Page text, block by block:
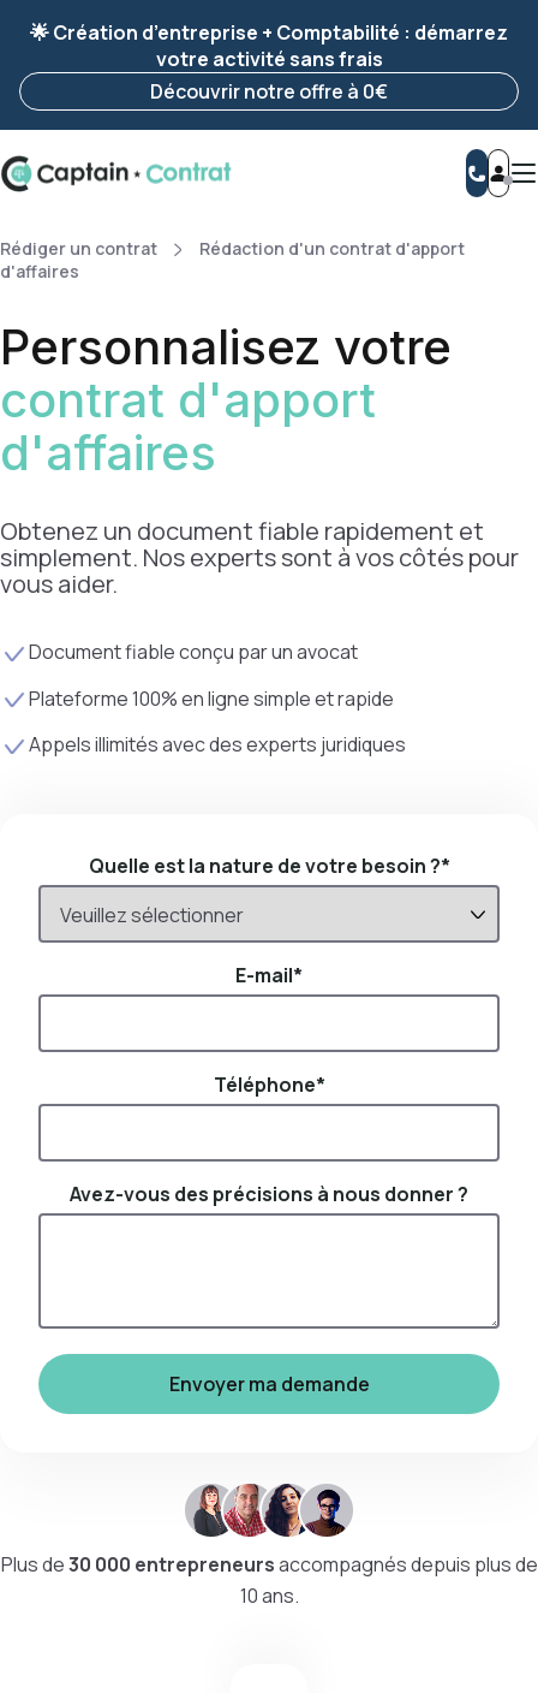
enregistrée 🚀
Reprendre ma démarche
🌟 Création d’entreprise + Comptabilité : démarrez
votre activité sans frais
Découvrir notre offre à 0€
Rédiger un contrat
Rédaction d'un contrat d'apport
d'affaires
Personnalisez votre
contrat d'apport
d'affaires
Obtenez un document fiable rapidement et
simplement. Nos experts sont à vos côtés pour
vous aider.
Document fiable conçu par un avocat
Plateforme 100% en ligne simple et rapide
Appels illimités avec des experts juridiques
Quelle est la nature de votre besoin ?*
E-mail*
Téléphone*
Avez-vous des précisions à nous donner ?
Plus de30 000 entrepreneursaccompagnés depuis plus de
10 ans.